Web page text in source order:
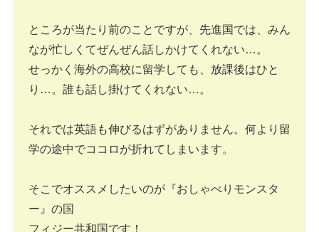
ところが当たり前のことですが、先進国では、みん
なが忙しくてぜんぜん話しかけてくれない…。
せっかく海外の高校に留学しても、放課後はひと
り…。誰も話し掛けてくれない…。
それでは英語も伸びるはずがありません。何より留
学の途中でココロが折れてしまいます。
そこでオススメしたいのが『おしゃべりモンスタ
ー』の国
フィジー共和国です！